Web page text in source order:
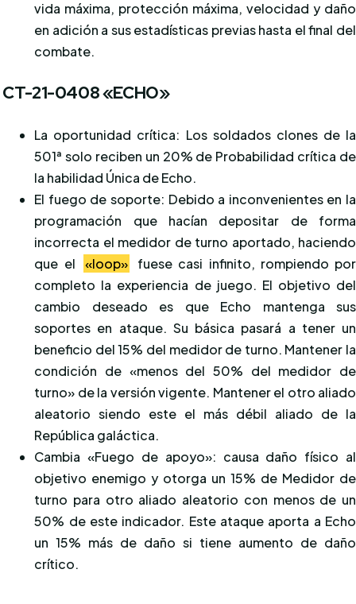
vida máxima, protección máxima, velocidad y daño
en adición a sus estadísticas previas hasta el final del
combate.
CT-21-0408 «ECHO»
La oportunidad crítica: Los soldados clones de la
501ª solo reciben un 20% de Probabilidad crítica de
la habilidad Única de Echo.
El fuego de soporte: Debido a inconvenientes en la
programación que hacían depositar de forma
incorrecta el medidor de turno aportado, haciendo
que el
«loop»
fuese casi infinito, rompiendo por
completo la experiencia de juego. El objetivo del
cambio deseado es que Echo mantenga sus
soportes en ataque. Su básica pasará a tener un
beneficio del 15% del medidor de turno. Mantener la
condición de «menos del 50% del medidor de
turno» de la versión vigente. Mantener el otro aliado
aleatorio siendo este el más débil aliado de la
República galáctica.
Cambia «Fuego de apoyo»: causa daño físico al
objetivo enemigo y otorga un 15% de Medidor de
turno para otro aliado aleatorio con menos de un
50% de este indicador. Este ataque aporta a Echo
un 15% más de daño si tiene aumento de daño
crítico.